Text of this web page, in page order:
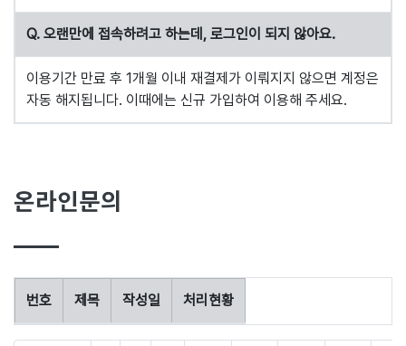
Q. 오랜만에 접속하려고 하는데, 로그인이 되지 않아요.
이용기간 만료 후 1개월 이내 재결제가 이뤄지지 않으면 계정은
자동 해지됩니다. 이때에는 신규 가입하여 이용해 주세요.
온라인문의
번호 제목 작성일 처리현황